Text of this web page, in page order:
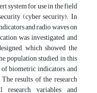
system for use in the field
(cyber security). In
and radio waves on
was investigated, and
which showed the
population studied in this
biometric indicators and
results of the research
variables, and